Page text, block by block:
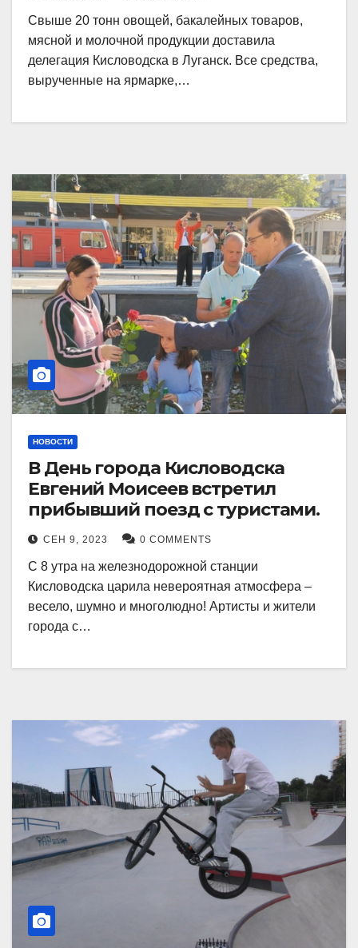
Свыше 20 тонн овощей, бакалейных товаров,
мясной и молочной продукции доставила
делегация Кисловодска в Луганск. Все средства,
вырученные на ярмарке,…
НОВОСТИ
В День города Кисловодска
Евгений Моисеев встретил
прибывший поезд с туристами.
СЕН 9, 2023 0 COMMENTS
С 8 утра на железнодорожной станции
Кисловодска царила невероятная атмосфера –
весело, шумно и многолюдно! Артисты и жители
города с…